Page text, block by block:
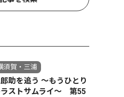
須賀・三浦
助を追う 〜もうひとり
ストサムライ〜 第55